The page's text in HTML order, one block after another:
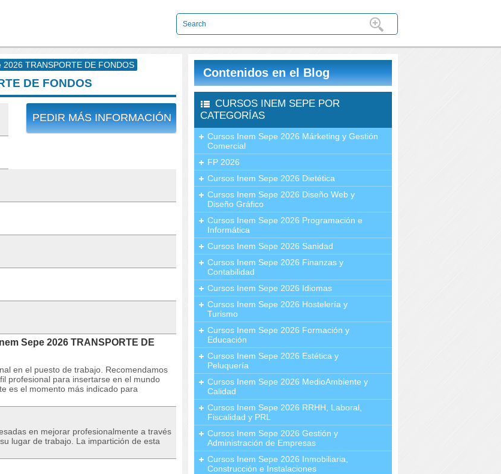
2026 TRANSPORTE DE FONDOS
DE FONDOS
PEDIR MÁS INFORMACIÓN
Sepe 2026 TRANSPORTE DE
en el puesto de trabajo. Recomendamos
profesional para insertarse en el mundo
es el momento más indicado para
en mejorar profesionalmente a través
lugar de trabajo. La impartición de esta
Contenidos en el Blog
CURSOS INEM SEPE POR
CATEGORÍAS
Cursos Inem Sepe 2026 Márketing y Gestión
Comercial
FP 2026
Cursos Inem Sepe 2026 Dietética
Cursos Inem Sepe 2026 Diseño Web y
Diseño Gráfico
Cursos Inem Sepe 2026 Programación e
Informática
Cursos Inem Sepe 2026 Sanidad
Cursos Inem Sepe 2026 Finanzas y
Contabilidad
Cursos Inem Sepe 2026 Idiomas
Cursos Inem Sepe 2026 Hostelería y
Turismo
Cursos Inem Sepe 2026 Formación y
Educación
Cursos Inem Sepe 2026 Estética y
Peluquería
Cursos Inem Sepe 2026 MedioAmbiente y
Calidad
Cursos Inem Sepe 2026 RRHH, Laboral,
Fiscalidad y PRL
Cursos Inem Sepe 2026 Gestión y
Administración de Empresas
Cursos Inem Sepe 2026 Inmobiliaria,
Construcción e Instalaciones